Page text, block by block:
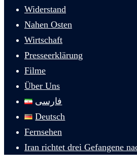
Widerstand
Nahen Osten
Wirtschaft
Presseerklärung
Filme
Über Uns
فارسی
Deutsch
Fernsehen
Iran richtet drei Gefangene